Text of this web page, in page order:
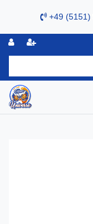
+49 (5151)